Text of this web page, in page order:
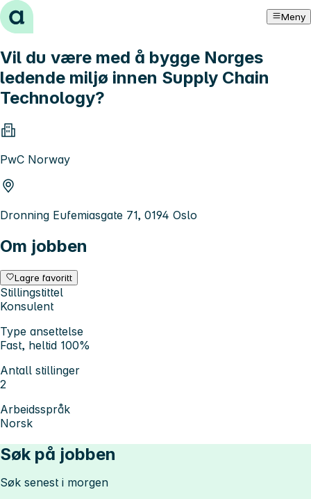
Hopp til innhold Meny
Vil du være med å bygge Norges
ledende miljø innen Supply Chain
Technology?
PwC Norway
Dronning Eufemiasgate 71, 0194 Oslo
Om jobben
Lagre favoritt
Stillingstittel
Konsulent
Type ansettelse
Fast, heltid 100%
Antall stillinger
2
Arbeidsspråk
Norsk
Søk på jobben
Søk senest i morgen